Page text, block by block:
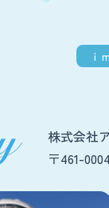
ｉ
株式会社
〒461-